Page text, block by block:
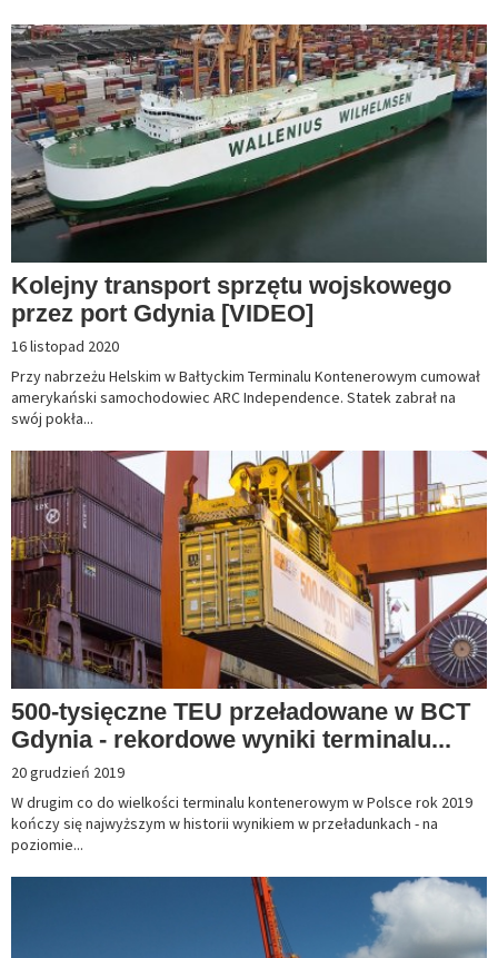
Kolejny transport sprzętu wojskowego
przez port Gdynia [VIDEO]
16 listopad 2020
Przy nabrzeżu Helskim w Bałtyckim Terminalu Kontenerowym cumował
amerykański samochodowiec ARC Independence. Statek zabrał na
swój pokła...
500-tysięczne TEU przeładowane w BCT
Gdynia - rekordowe wyniki terminalu...
20 grudzień 2019
W drugim co do wielkości terminalu kontenerowym w Polsce rok 2019
kończy się najwyższym w historii wynikiem w przeładunkach - na
poziomie...